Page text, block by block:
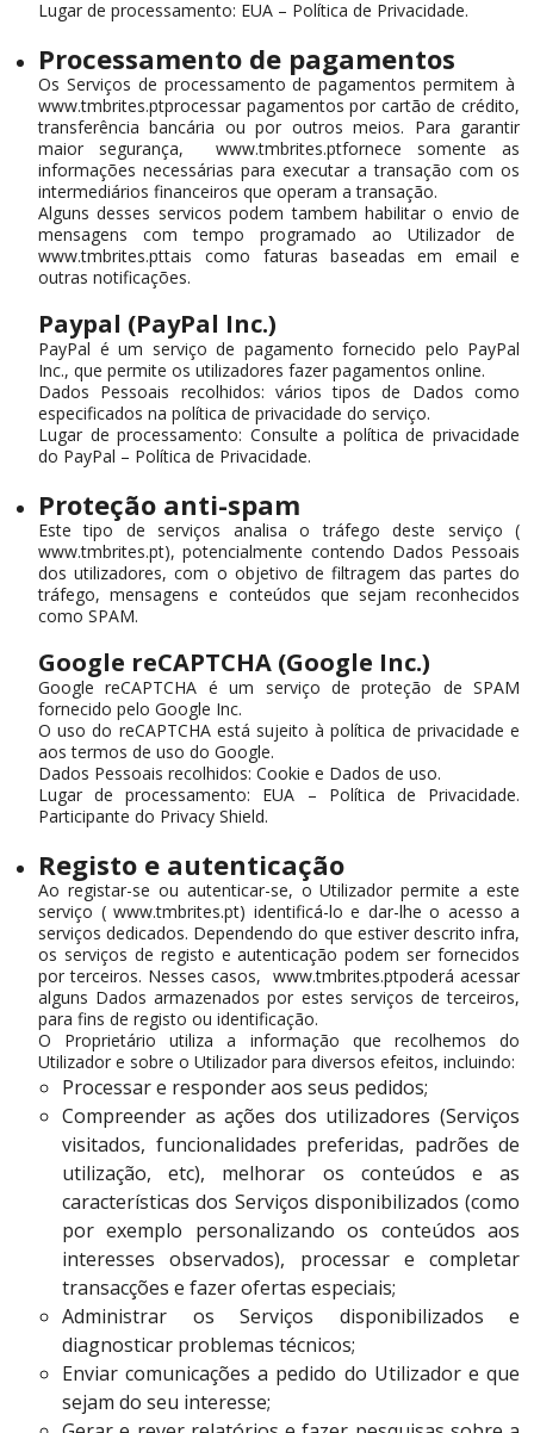
Lugar de processamento: EUA – Política de Privacidade.
Processamento de pagamentos
Os Serviços de processamento de pagamentos permitem à
www.tmbrites.ptprocessar pagamentos por cartão de crédito,
transferência bancária ou por outros meios. Para garantir
maior segurança, www.tmbrites.ptfornece somente as
informações necessárias para executar a transação com os
intermediários financeiros que operam a transação.
Alguns desses servicos podem tambem habilitar o envio de
mensagens com tempo programado ao Utilizador de
www.tmbrites.pttais como faturas baseadas em email e
outras notificações.
Paypal (PayPal Inc.)
PayPal é um serviço de pagamento fornecido pelo PayPal
Inc., que permite os utilizadores fazer pagamentos online.
Dados Pessoais recolhidos: vários tipos de Dados como
especificados na política de privacidade do serviço.
Lugar de processamento: Consulte a política de privacidade
do PayPal – Política de Privacidade.
Proteção anti-spam
Este tipo de serviços analisa o tráfego deste serviço (
www.tmbrites.pt), potencialmente contendo Dados Pessoais
dos utilizadores, com o objetivo de filtragem das partes do
tráfego, mensagens e conteúdos que sejam reconhecidos
como SPAM.
Google reCAPTCHA (Google Inc.)
Google reCAPTCHA é um serviço de proteção de SPAM
fornecido pelo Google Inc.
O uso do reCAPTCHA está sujeito à política de privacidade e
aos termos de uso do Google.
Dados Pessoais recolhidos: Cookie e Dados de uso.
Lugar de processamento: EUA – Política de Privacidade.
Participante do Privacy Shield.
Registo e autenticação
Ao registar-se ou autenticar-se, o Utilizador permite a este
serviço ( www.tmbrites.pt) identificá-lo e dar-lhe o acesso a
serviços dedicados. Dependendo do que estiver descrito infra,
os serviços de registo e autenticação podem ser fornecidos
por terceiros. Nesses casos, www.tmbrites.ptpoderá acessar
alguns Dados armazenados por estes serviços de terceiros,
para fins de registo ou identificação.
O Proprietário utiliza a informação que recolhemos do
Utilizador e sobre o Utilizador para diversos efeitos, incluindo:
Processar e responder aos seus pedidos;
Compreender as ações dos utilizadores (Serviços
visitados, funcionalidades preferidas, padrões de
utilização, etc), melhorar os conteúdos e as
características dos Serviços disponibilizados (como
por exemplo personalizando os conteúdos aos
interesses observados), processar e completar
transacções e fazer ofertas especiais;
Administrar os Serviços disponibilizados e
diagnosticar problemas técnicos;
Enviar comunicações a pedido do Utilizador e que
sejam do seu interesse;